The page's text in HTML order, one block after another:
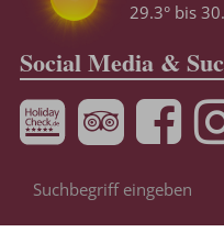
29.3° bis
Social Media &
Suchbegriff
eingeben